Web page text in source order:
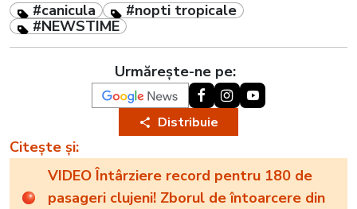
#canicula
#nopti tropicale
#NEWSTIME
Urmărește-ne pe:
Distribuie
Citește și:
VIDEO Întârziere record pentru 180 de
pasageri clujeni! Zborul de întoarcere din